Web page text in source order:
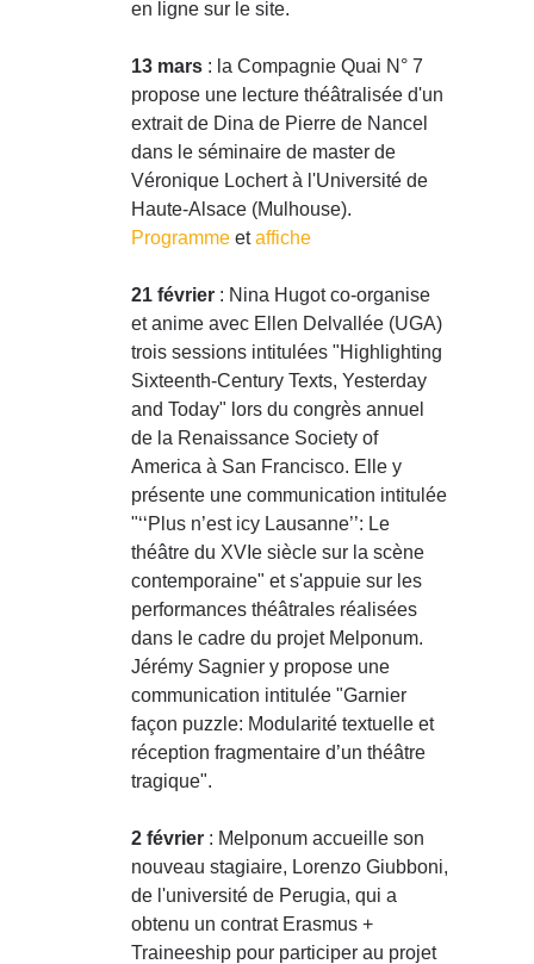
en ligne sur le site.
13 mars : la Compagnie Quai N° 7
propose une lecture théâtralisée d'un
extrait de Dina de Pierre de Nancel
dans le séminaire de master de
Véronique Lochert à l'Université de
Haute-Alsace (Mulhouse).
Programme etaffiche
21 février : Nina Hugot co-organise
et anime avec Ellen Delvallée (UGA)
trois sessions intitulées "Highlighting
Sixteenth-Century Texts, Yesterday
and Today" lors du congrès annuel
de la Renaissance Society of
America à San Francisco. Elle y
présente une communication intitulée
"‘‘Plus n’est icy Lausanne’’: Le
théâtre du XVIe siècle sur la scène
contemporaine" et s'appuie sur les
performances théâtrales réalisées
dans le cadre du projet Melponum.
Jérémy Sagnier y propose une
communication intitulée "Garnier
façon puzzle: Modularité textuelle et
réception fragmentaire d’un théâtre
tragique".
2 février : Melponum accueille son
nouveau stagiaire, Lorenzo Giubboni,
de l'université de Perugia, qui a
obtenu un contrat Erasmus +
Traineeship pour participer au projet